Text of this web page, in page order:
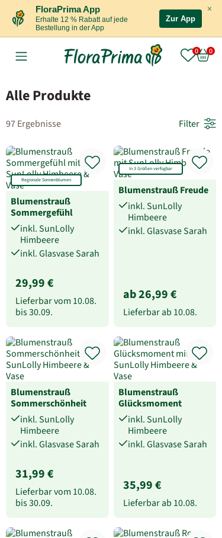
×
FloraPrima App
Erhalte 12 % Rabatt auf jede
Bestellung in der App
Zur App
Alle Produkte
97 Ergebnisse Filter
Regionale Sonnenblumen
Blumenstrauß
Sommergefühl
inkl. SunLolly
Himbeere
inkl. Glasvase Sarah
29,99 €
Lieferbar vom 10.08.
bis30.09.
In 3 Größen verfügbar
Blumenstrauß Freude
inkl. SunLolly
Himbeere
inkl. Glasvase Sarah
ab 26,99 €
Lieferbar ab 10.08.
Blumenstrauß
Sommerschönheit
inkl. SunLolly
Himbeere
inkl. Glasvase Sarah
31,99 €
Lieferbar vom 10.08.
bis30.09.
Blumenstrauß
Glücksmoment
inkl. SunLolly
Himbeere
inkl. Glasvase Sarah
35,99 €
Lieferbar ab 10.08.